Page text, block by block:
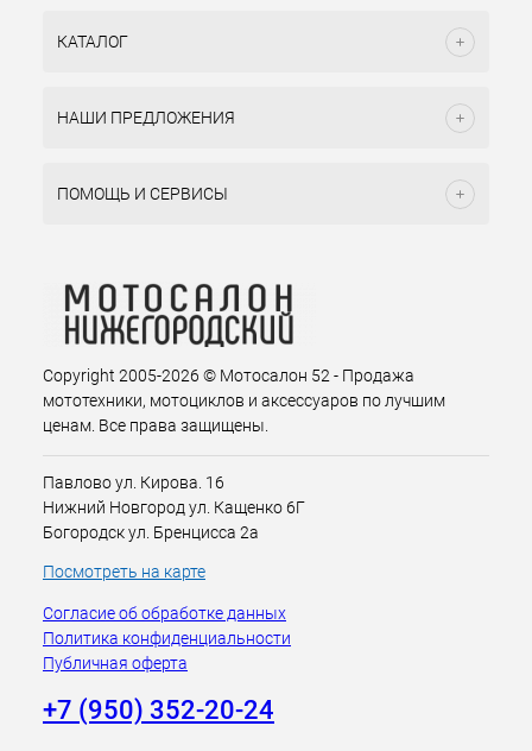
КАТАЛОГ
НАШИ ПРЕДЛОЖЕНИЯ
ПОМОЩЬ И СЕРВИСЫ
Copyright 2005-2026 © Мотосалон 52 - Продажа
мототехники, мотоциклов и аксессуаров по лучшим
ценам. Все права защищены.
Павлово ул. Кирова. 16
Нижний Новгород ул. Кащенко 6Г
Богородск ул. Бренцисса 2а
Посмотреть на карте
Согласие об обработке данных
Политика конфиденциальности
Публичная оферта
+7 (950) 352-20-24